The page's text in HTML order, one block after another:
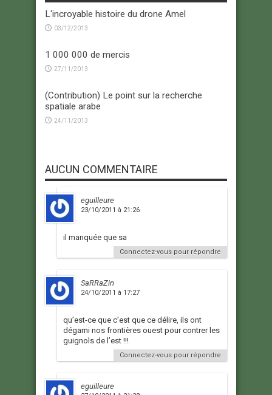
L'incroyable histoire du drone Amel
03/12/2013
1 000 000 de mercis
27/11/2013
(Contribution) Le point sur la recherche
spatiale arabe
24/11/2013
AUCUN COMMENTAIRE
eguilleure
23/10/2011 à 21:26
il manquée que sa
Connectez-vous pour répondre
SaRRaZin
24/10/2011 à 17:27
qu’est-ce que c’est que ce délire, ils ont
dégarni nos frontières ouest pour contrer les
guignols de l’est !!!
Connectez-vous pour répondre
eguilleure